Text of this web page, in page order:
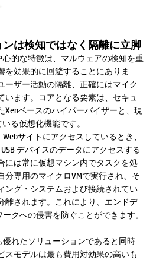
は検知ではなく隔離に立脚
心的な特徴は、マルウェアの検知を重
を効果的に回避することにありま
ーザー活動の隔離、正確にはマイク
います。コアとなる要素は、セキュ
Xenベースのハイパーバイザーと、現
る仮想化機能です。
サイトにアクセスしているとき、
デバイスのデータにアクセスする
には常に仮想マシン内でタスクを処
分専用のマイクロVMで実行され、そ
ング・システムおよび接続されてい
離されます。これにより、エンドデ
クへの侵害を防ぐことができます。
優れたソリューションであると同時
スモデルは最も費用対効果の高いも